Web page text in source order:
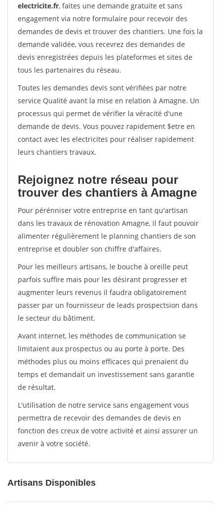
electricite.fr, faites une demande gratuite et sans
engagement via notre formulaire pour recevoir des
demandes de devis et trouver des chantiers. Une fois la
demande validée, vous recevrez des demandes de
devis enregistrées depuis les plateformes et sites de
tous les partenaires du réseau.
Toutes les demandes devis sont vérifiées par notre
service Qualité avant la mise en relation à Amagne. Un
processus qui permet de vérifier la véracité d'une
demande de devis. Vous pouvez rapidement $etre en
contact avec les electricites pour réaliser rapidement
leurs chantiers travaux.
Rejoignez notre réseau pour
trouver des chantiers à Amagne
Pour pérénniser votre entreprise en tant qu'artisan
dans les travaux de rénovation Amagne, il faut pouvoir
alimenter régulièrement le planning chantiers de son
entreprise et doubler son chiffre d'affaires.
Pour les meilleurs artisans, le bouche à oreille peut
parfois suffire mais pour les désirant progresser et
augmenter leurs revenus il faudra obligatoirement
passer par un fournisseur de leads prospectsion dans
le secteur du bâtiment.
Avant internet, les méthodes de communication se
limitaient aux prospectus ou au porte à porte. Des
méthodes plus ou moins efficaces qui prenaient du
temps et demandait un investissement sans garantie
de résultat.
L'utilisation de notre service sans engagement vous
permettra de recevoir des demandes de devis en
fonction des creux de votre activité et ainsi assurer un
avenir à votre société.
Artisans Disponibles